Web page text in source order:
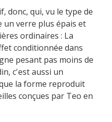
donc, qui, vu le type de
un verre plus épais et
ordinaires : La
conditionnée dans
pesant pas moins de
c'est aussi un
la forme reproduit
conçues par Teo en